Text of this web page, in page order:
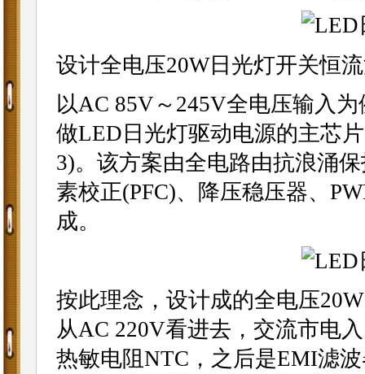
设计全电压20W日光灯开关恒
以AC 85V～245V全电压输入
做LED日光灯驱动电源的主芯
3)。该方案由全电路由抗浪涌
素校正(PFC)、降压稳压器、
成。
按此理念，设计成的全电压
从AC 220V看进去，交流市电
热敏电阻NTC，之后是EMI滤